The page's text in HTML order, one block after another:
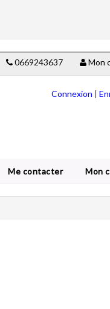
0669243637 Mon
Connexion |
Me contacter Mon